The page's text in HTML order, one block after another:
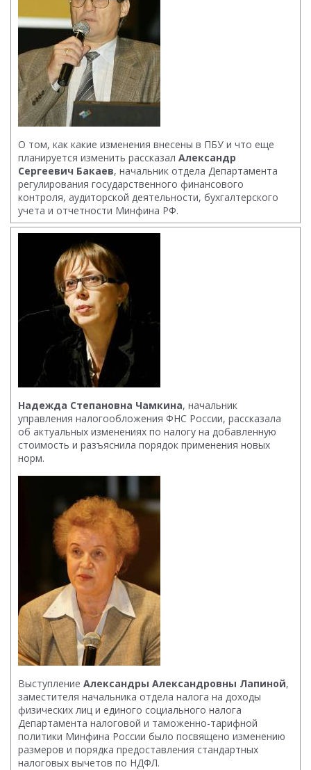
О том, как какие изменения внесены в ПБУ и что еще
планируется изменить рассказал Александр
Сергеевич Бакаев, начальник отдела Департамента
регулирования государственного финансового
контроля, аудиторской деятельности, бухгалтерского
учета и отчетности Минфина РФ.
Надежда Степановна Чамкина, начальник
управления налогообложения ФНС России, рассказала
об актуальных изменениях по налогу на добавленную
стоимость и разъяснила порядок применения новых
норм.
Выступление Александры Александровны Лапиной,
заместителя начальника отдела налога на доходы
физических лиц и единого социального налога
Департамента налоговой и таможенно-тарифной
политики Минфина России было посвящено изменению
размеров и порядка предоставления стандартных
налоговых вычетов по НДФЛ.